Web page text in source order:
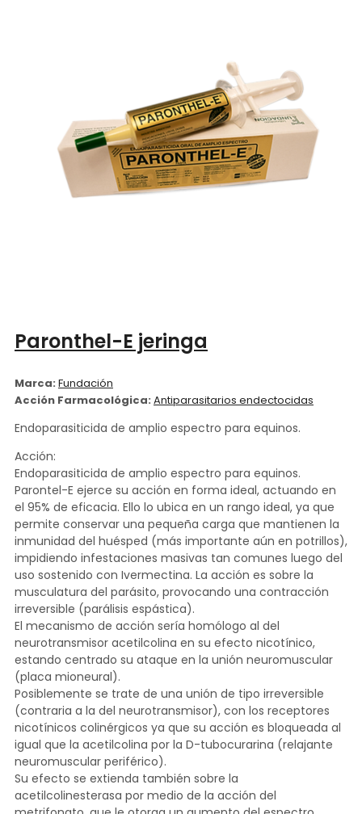
Paronthel-E jeringa
Marca: Fundación
Acción Farmacológica: Antiparasitarios endectocidas
Endoparasiticida de amplio espectro para equinos.
Acción:
Endoparasiticida de amplio espectro para equinos.
Parontel-E ejerce su acción en forma ideal, actuando en
el 95% de eficacia. Ello lo ubica en un rango ideal, ya que
permite conservar una pequeña carga que mantienen la
inmunidad del huésped (más importante aún en potrillos),
impidiendo infestaciones masivas tan comunes luego del
uso sostenido con Ivermectina. La acción es sobre la
musculatura del parásito, provocando una contracción
irreversible (parálisis espástica).
El mecanismo de acción sería homólogo al del
neurotransmisor acetilcolina en su efecto nicotínico,
estando centrado su ataque en la unión neuromuscular
(placa mioneural).
Posiblemente se trate de una unión de tipo irreversible
(contraria a la del neurotransmisor), con los receptores
nicotínicos colinérgicos ya que su acción es bloqueada al
igual que la acetilcolina por la D-tubocurarina (relajante
neuromuscular periférico).
Su efecto se extienda también sobre la
acetilcolinesterasa por medio de la acción del